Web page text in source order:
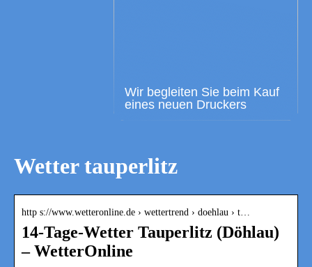
Wir begleiten Sie beim Kauf
eines neuen Druckers
Wetter tauperlitz
http s://www.wetteronline.de › wettertrend › doehlau › t…
14-Tage-Wetter Tauperlitz (Döhlau)
– WetterOnline